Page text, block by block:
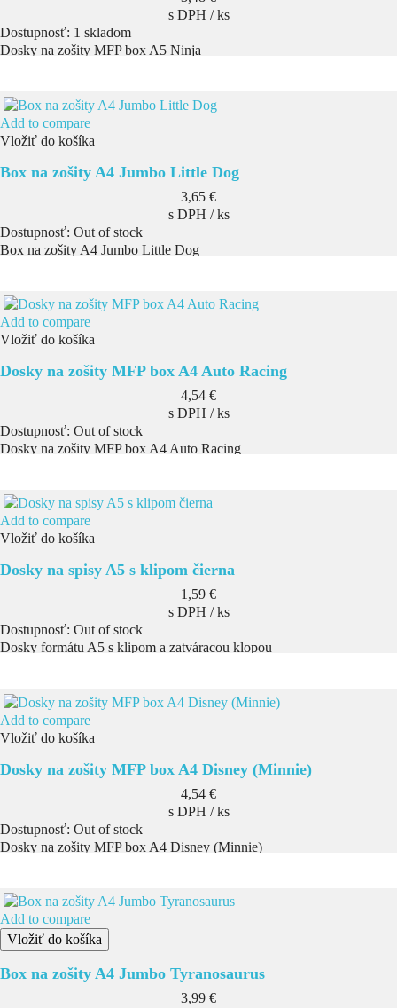
s DPH / ks
Dostupnosť: 1 skladom
Dosky na zošity MFP box A5 Ninja
Add to compare
Vložiť do košíka
Box na zošity A4 Jumbo Little Dog
Cena
3,65 €
s DPH / ks
Dostupnosť: Out of stock
Box na zošity A4 Jumbo Little Dog
Add to compare
Vložiť do košíka
Dosky na zošity MFP box A4 Auto Racing
Cena
4,54 €
s DPH / ks
Dostupnosť: Out of stock
Dosky na zošity MFP box A4 Auto Racing
Add to compare
Vložiť do košíka
Dosky na spisy A5 s klipom čierna
Cena
1,59 €
s DPH / ks
Dostupnosť: Out of stock
Dosky formátu A5 s klipom a zatváracou klopou
Add to compare
Vložiť do košíka
Dosky na zošity MFP box A4 Disney (Minnie)
Cena
4,54 €
s DPH / ks
Dostupnosť: Out of stock
Dosky na zošity MFP box A4 Disney (Minnie)
Add to compare
Vložiť do košíka
Box na zošity A4 Jumbo Tyranosaurus
Cena
3,99 €